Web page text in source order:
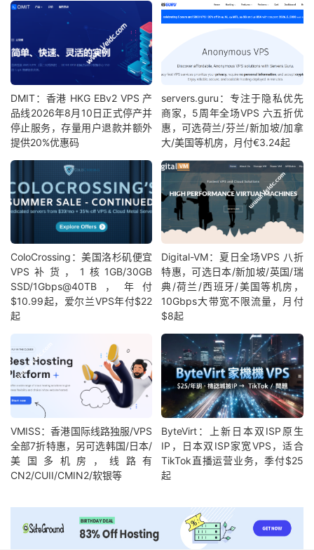
DMIT：香港 HKG EBv2 VPS 产
品线2026年8月10日正式停产并
停止服务，存量用户退款并额外
提供20%优惠码
servers.guru：专注于隐私优先
商家，5周年全场VPS 六五折优
惠，可选荷兰/芬兰/新加坡/加拿
大/美国等机房，月付€3.24起
ColoCrossing：美国洛杉矶便宜
VPS补货，1核1GB/30GB
SSD/1Gbps@40TB，年付
$10.99起，爱尔兰VPS年付$22
起
Digital-VM：夏日全场VPS 八折
特惠，可选日本/新加坡/英国/瑞
典/荷兰/西班牙/美国等机房，
10Gbps大带宽不限流量，月付
$8起
VMISS：香港国际线路独服/VPS
全部7折特惠，另可选韩国/日本/
美国多机房，线路有
CN2/CUII/CMIN2/软银等
ByteVirt：上新日本双ISP原生
IP，日本双ISP家宽VPS，适合
TikTok直播运营业务，季付$25
起